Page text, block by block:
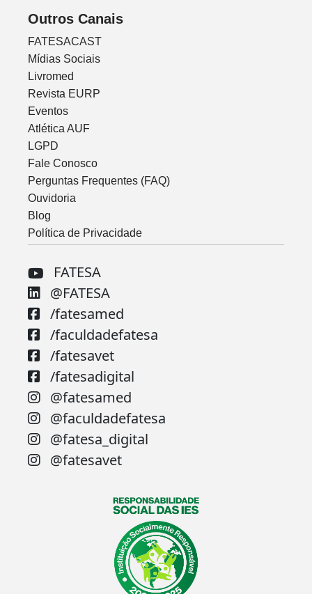
Outros Canais
FATESACAST
Mídias Sociais
Livromed
Revista EURP
Eventos
Atlética AUF
LGPD
Fale Conosco
Perguntas Frequentes (FAQ)
Ouvidoria
Blog
Política de Privacidade
FATESA
@FATESA
/fatesamed
/faculdadefatesa
/fatesavet
/fatesadigital
@fatesamed
@faculdadefatesa
@fatesa_digital
@fatesavet